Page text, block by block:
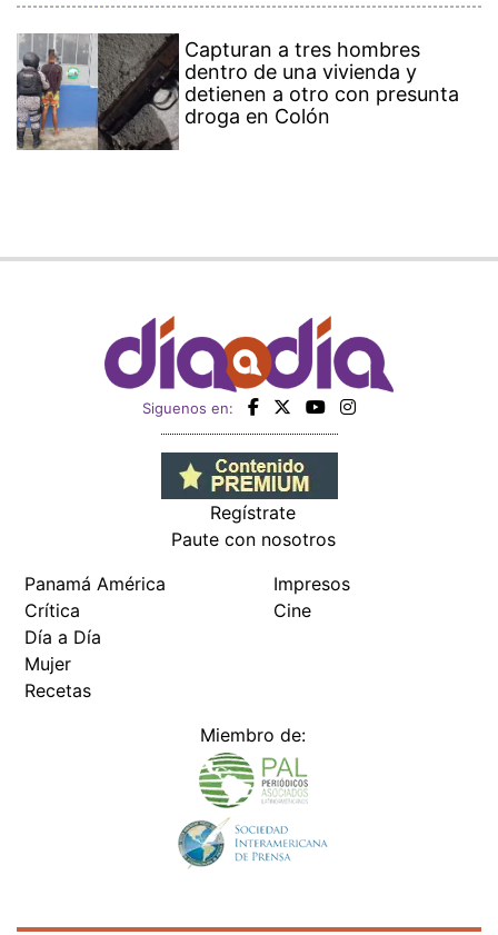
Capturan a tres hombres
dentro de una vivienda y
detienen a otro con presunta
droga en Colón
Siguenos en:
Regístrate
Paute con nosotros
Panamá América
Crítica
Día a Día
Mujer
Recetas
Impresos
Cine
Miembro de: